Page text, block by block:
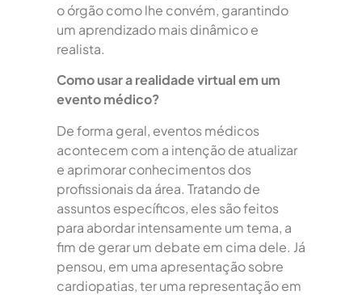
o órgão como lhe convém, garantindo
um aprendizado mais dinâmico e
realista.
Como usar a realidade virtual em um
evento médico?
De forma geral, eventos médicos
acontecem com a intenção de atualizar
e aprimorar conhecimentos dos
profissionais da área. Tratando de
assuntos específicos, eles são feitos
para abordar intensamente um tema, a
fim de gerar um debate em cima dele. Já
pensou, em uma apresentação sobre
cardiopatias, ter uma representação em